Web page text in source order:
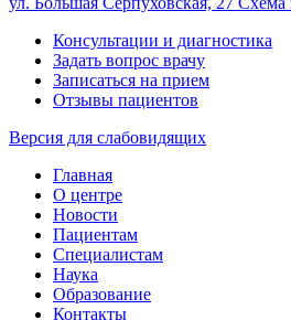
Консультации и диагностика
Задать вопрос врачу
Записаться на прием
Отзывы пациентов
Версия для слабовидящих
Главная
О центре
Новости
Пациентам
Специалистам
Наука
Образование
Контакты